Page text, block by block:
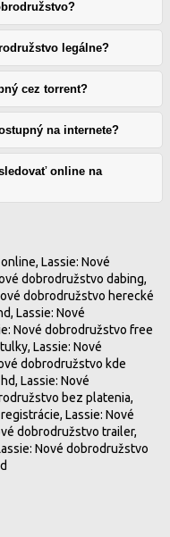
legálne?
cez torrent?
na internete?
online na
Lassie: Nové
dobrodružstvo dabing,
dobrodružstvo herecké
Lassie: Nové
Nové dobrodružstvo free
Lassie: Nové
dobrodružstvo kde
Lassie: Nové
bez platenia,
Lassie: Nové
dobrodružstvo trailer,
Nové dobrodružstvo